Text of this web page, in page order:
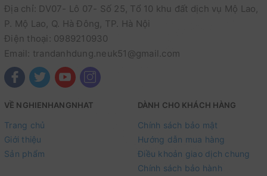
Địa chỉ: DV07- Lô 07- Số 25, Tổ 10 khu đất dịch vụ Mộ Lao,
P. Mộ Lao, Q. Hà Đông, TP. Hà Nội
Điện thoại: 0989210930
Email: trandanhdung.neuk51@gmail.com
VỀ NGHIENHANGNHAT
Trang chủ
Giới thiệu
Sản phẩm
DÀNH CHO KHÁCH HÀNG
Chính sách bảo mật
Hướng dẫn mua hàng
Điều khoản giao dịch chung
Chính sách bảo hành